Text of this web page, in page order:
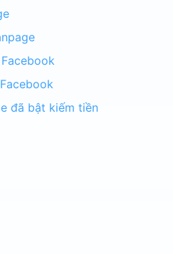
đã bật kiếm tiền